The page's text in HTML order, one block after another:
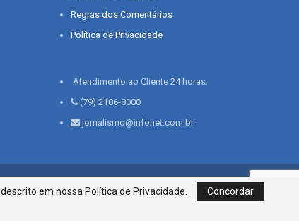
Regras dos Comentários
Política de Privacidade
Atendimento ao Cliente 24 horas:
(79) 2106-8000
jornalismo@infonet.com.br
São José | Aracaju-SE, CEP 49015-030, Fone: 79.2106.8000 - CI
Centro de Informações LTDA
em nossa Política de Privacidade.
Concordar